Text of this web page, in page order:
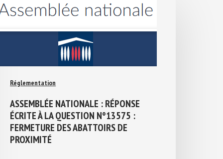
Réglementation
ASSEMBLÉE NATIONALE : RÉPONSE
ÉCRITE À LA QUESTION N°13575 :
FERMETURE DES ABATTOIRS DE
PROXIMITÉ